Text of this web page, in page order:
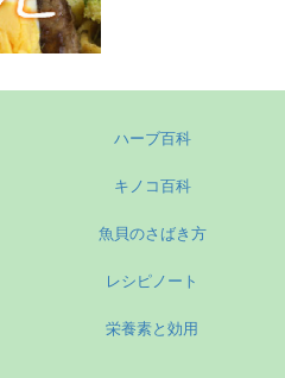
ハーブ百科
キノコ百科
魚貝のさばき方
レシピノート
栄養素と効用